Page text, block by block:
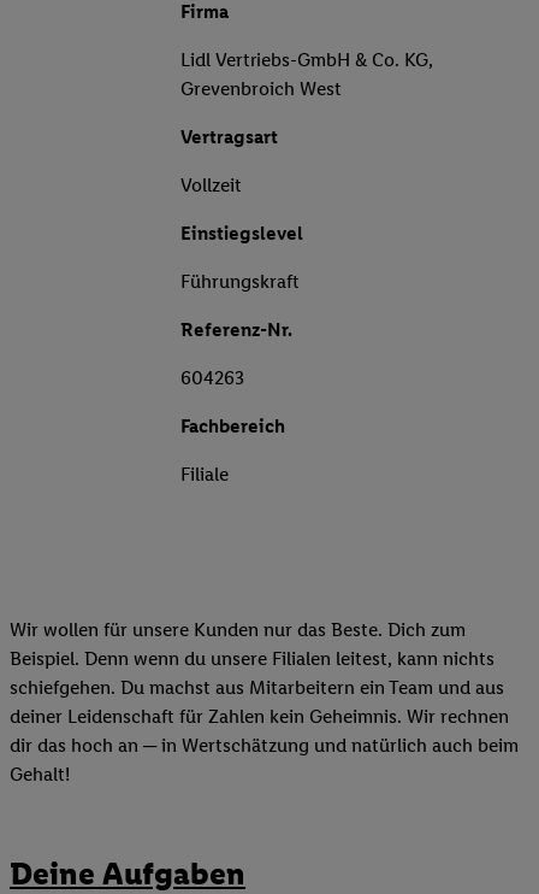
Firma
Lidl Vertriebs-GmbH & Co. KG,
Grevenbroich West
Vertragsart
Vollzeit
Einstiegslevel
Führungskraft
Referenz-Nr.
604263
Fachbereich
Filiale
Wir wollen für unsere Kunden nur das Beste. Dich zum
Beispiel. Denn wenn du unsere Filialen leitest, kann nichts
schiefgehen. Du machst aus Mitarbeitern ein Team und aus
deiner Leidenschaft für Zahlen kein Geheimnis. Wir rechnen
dir das hoch an ─ in Wertschätzung und natürlich auch beim
Gehalt!
Deine Aufgaben